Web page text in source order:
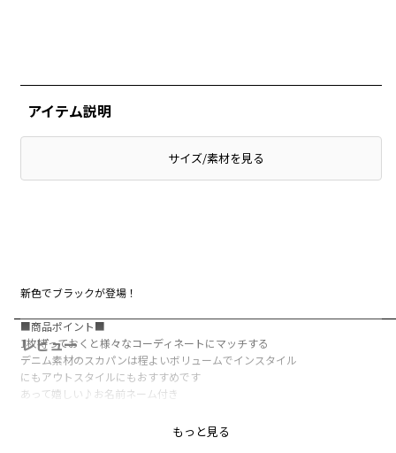
レビュー
アイテム説明
サイズ/素材を見る
新色でブラックが登場！
■商品ポイント■
1枚持っておくと様々なコーディネートにマッチする
デニム素材のスカパンは程よいボリュームでインスタイル
にもアウトスタイルにもおすすめです
あって嬉しい♪お名前ネーム付き
もっと見る